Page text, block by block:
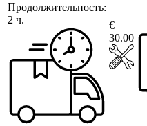
Продолжительность:
2 ч.
€
30.00